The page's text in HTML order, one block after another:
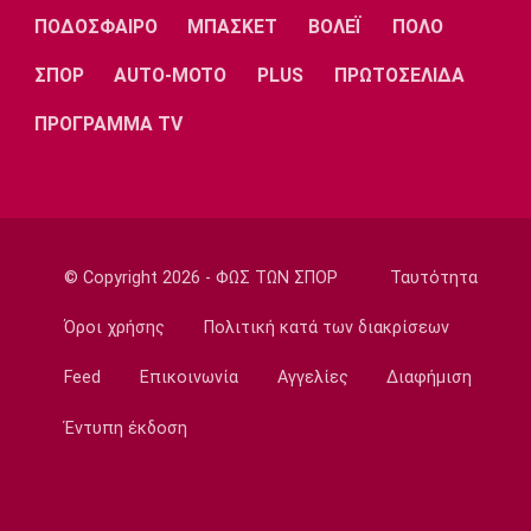
Παγκόσμιο Πρωτάθλημα Κ20: Ο Κανοντζιάν
για τη Σαμολοδά
FIFA: Η «συγγνώμη» προς τις 211
11:11
Παρασκήνιο
μουσική του Τσάρλι Πάρκερ
ΠΟΔΟΣΦΑΙΡΟ ΜΠΑΣΚΕΤ ΒΟΛΕΪ ΠΟΛΟ
ΣΠΟΡ AUTO-MOTO PLUS ΠΡΩΤΟΣΕΛΙΔΑ
ΠΡΟΓΡΑΜΜΑ TV
© Copyright 2026 - ΦΩΣ ΤΩΝ ΣΠΟΡ Ταυτότητα
Όροι χρήσης Πολιτική κατά των διακρίσεων
Feed Επικοινωνία Αγγελίες Διαφήμιση
Έντυπη έκδοση